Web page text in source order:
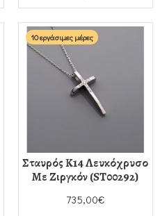
10 εργάσιμες μέρες
Σταυρός Κ14 Λευκόχρυσο
Με Ζιργκόν (ST00292)
735,00€